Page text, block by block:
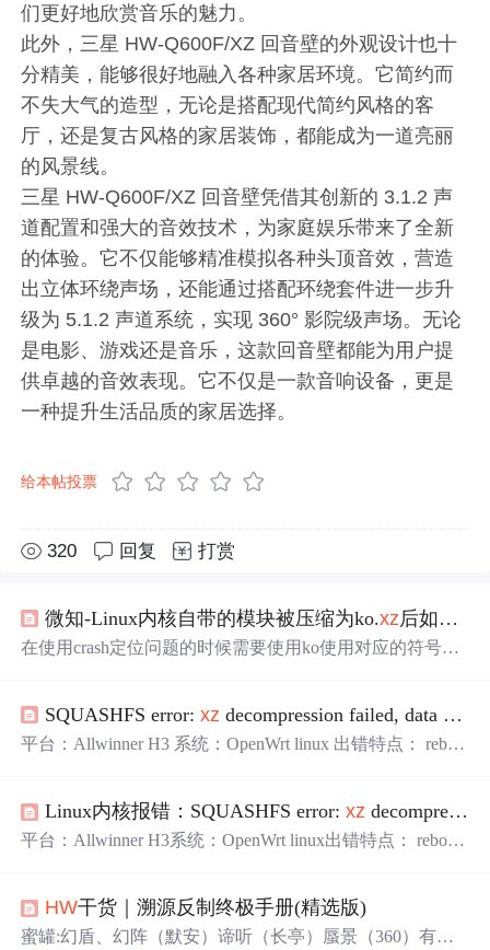
们更好地欣赏音乐的魅力。
此外，三星 HW-Q600F/XZ 回音壁的外观设计也十
分精美，能够很好地融入各种家居环境。它简约而
不失大气的造型，无论是搭配现代简约风格的客
厅，还是复古风格的家居装饰，都能成为一道亮丽
的风景线。
三星 HW-Q600F/XZ 回音壁凭借其创新的 3.1.2 声
道配置和强大的音效技术，为家庭娱乐带来了全新
的体验。它不仅能够精准模拟各种头顶音效，营造
出立体环绕声场，还能通过搭配环绕套件进一步升
级为 5.1.2 声道系统，实现 360° 影院级声场。无论
是电影、游戏还是音乐，这款回音壁都能为用户提
供卓越的音效表现。它不仅是一款音响设备，更是
一种提升生活品质的家居选择。
给本帖投票
320 回复 打赏
微知-Linux内核自带的模块被压缩为ko.xz后如何恢复成不压缩版本？（
在使用crash定位问题的时候需要使用ko使用对应的符号信
SQUASHFS error:xz decompression failed, data probably corrupt
平台：Allwinner H3 系统：OpenWrt linux 出错特点： reboo
ulation handler [ 1.795843] hctosys: unable ...
Linux内核报错：SQUASHFS error:xz decompression failed, data probably corrupt
平台：Allwinner H3系统：OpenWrt linux出错特点： reboot
HW干货｜溯源反制终极手册(精选版)
蜜罐:幻盾、幻阵（默安）谛听（长亭）蜃景（360）有